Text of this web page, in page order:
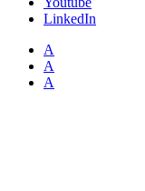
LinkedIn
A
A
A